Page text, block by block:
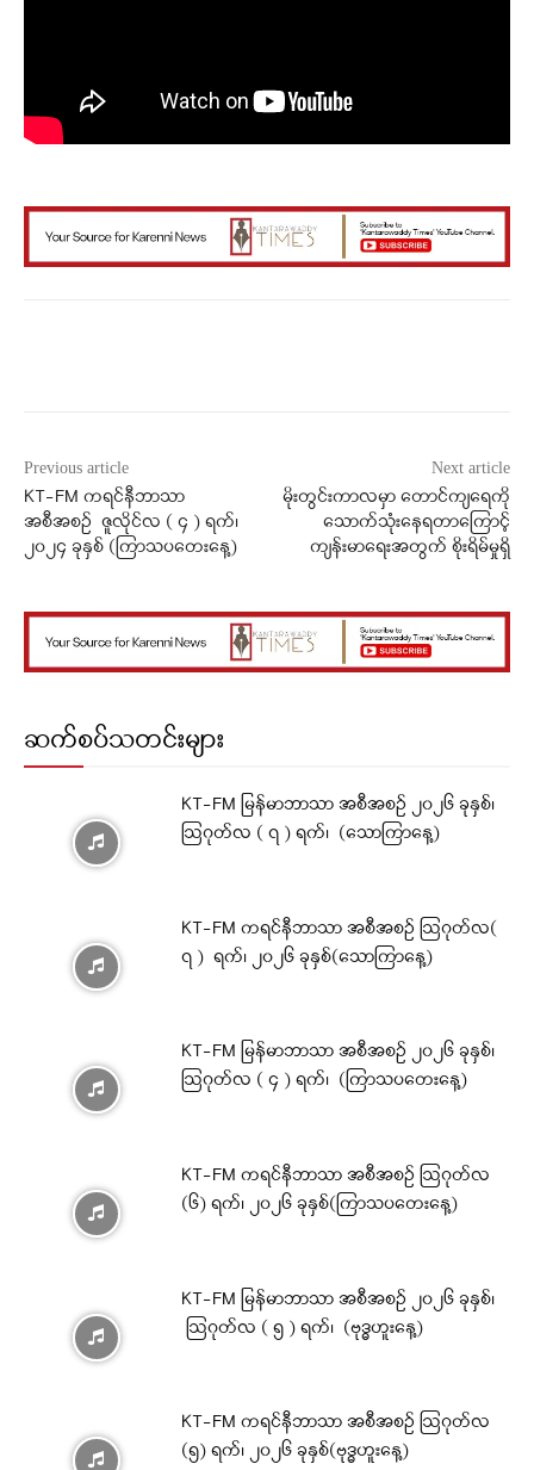
Previous article
KT-FM ကရင်နီဘာသာ
အစီအစဉ် ဇူလိုင်လ ( ၄ ) ရက်၊
၂၀၂၄ ခုနှစ် (ကြာသပတေးနေ့)
Next article
မိုးတွင်းကာလမှာ တောင်ကျရေကို
သောက်သုံးနေရတာကြောင့်
ကျန်းမာရေးအတွက် စိုးရိမ်မှုရှိ
ဆက်စပ်သတင်းများ
KT-FM မြန်မာဘာသာ အစီအစဉ် ၂၀၂၆ ခုနှစ်၊
ဩဂုတ်လ ( ၇ ) ရက်၊ (သောကြာနေ့)
KT-FM ကရင်နီဘာသာ အစီအစဉ် ဩဂုတ်လ(
၇ ) ရက်၊ ၂၀၂၆ ခုနှစ်(သောကြာနေ့)
KT-FM မြန်မာဘာသာ အစီအစဉ် ၂၀၂၆ ခုနှစ်၊
ဩဂုတ်လ ( ၄ ) ရက်၊ (ကြာသပတေးနေ့)
KT-FM ကရင်နီဘာသာ အစီအစဉ် ဩဂုတ်လ
(၆) ရက်၊ ၂၀၂၆ ခုနှစ်(ကြာသပတေးနေ့)
KT-FM မြန်မာဘာသာ အစီအစဉ် ၂၀၂၆ ခုနှစ်၊
ဩဂုတ်လ ( ၅ ) ရက်၊ (ဗုဒ္ဓဟူးနေ့)
KT-FM ကရင်နီဘာသာ အစီအစဉ် ဩဂုတ်လ
(၅) ရက်၊ ၂၀၂၆ ခုနှစ်(ဗုဒ္ဓဟူးနေ့)